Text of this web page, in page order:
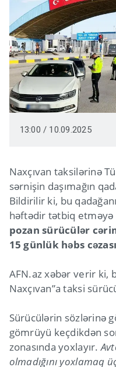
13:00 / 10.09.2025
Naxçıvan taksilərinə
sərnişin daşımağın
Bildirilir ki, bu
həftədir tətbiq etməyə
pozan sürücülər
15 günlük həbs
AFN.az xəbər verir ki,
Naxçıvan”a taksi
Sürücülərin sözlərinə
gömrüyü keçdikdən
zonasında yoxlayır.
olmadığını yoxlamaq